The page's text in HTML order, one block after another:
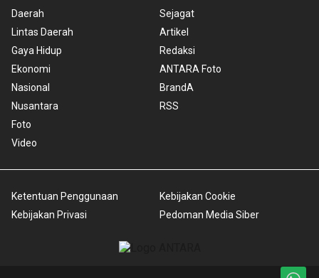
Daerah
Lintas Daerah
Gaya Hidup
Ekonomi
Nasional
Nusantara
Foto
Video
Sejagat
Artikel
Redaksi
ANTARA Foto
BrandA
RSS
Ketentuan Penggunaan
Kebijakan Privasi
Kebijakan Cookie
Pedoman Media Siber